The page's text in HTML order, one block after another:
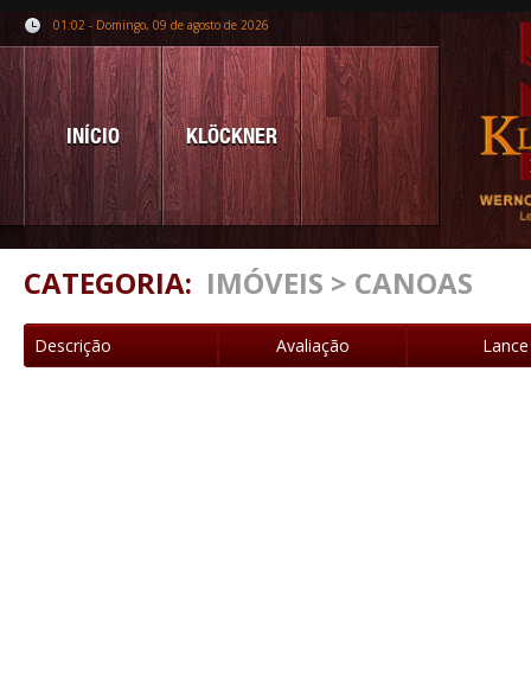
01:02 - Domingo, 09 de agosto de 2026
INÍCIO KLÖCKNER
CATEGORIA: IMÓVEIS > CANOAS
Descrição Avaliação